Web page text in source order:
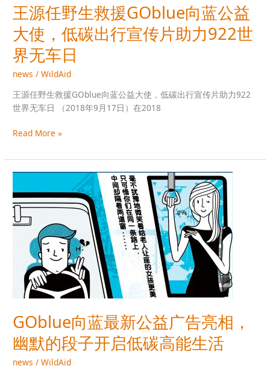
王源任野生救援GOblue向蓝公益
大使，低碳出行宣传片助力922世
界无车日
news /WildAid
王源任野生救援GOblue向蓝公益大使，低碳出行宣传片助力922
世界无车日 （2018年9月17日）在2018
公
益
大
使，
低
碳
行
宣
世
界
无
车
日
Read More »
GOblue向蓝最新公益广告亮相，
幽默的段子开启低碳高能生活
news /WildAid
GOblue
向
蓝
最
新
公
益
广
告
亮
幽
默
的
段